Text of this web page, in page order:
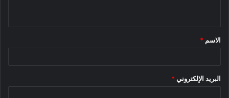
*
الاسم *
البريد الإلكتروني *